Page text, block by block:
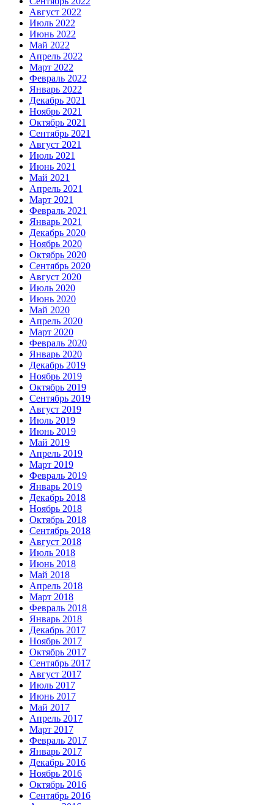
Август 2022
Июль 2022
Июнь 2022
Май 2022
Апрель 2022
Март 2022
Февраль 2022
Январь 2022
Декабрь 2021
Ноябрь 2021
Октябрь 2021
Сентябрь 2021
Август 2021
Июль 2021
Июнь 2021
Май 2021
Апрель 2021
Март 2021
Февраль 2021
Январь 2021
Декабрь 2020
Ноябрь 2020
Октябрь 2020
Сентябрь 2020
Август 2020
Июль 2020
Июнь 2020
Май 2020
Апрель 2020
Март 2020
Февраль 2020
Январь 2020
Декабрь 2019
Ноябрь 2019
Октябрь 2019
Сентябрь 2019
Август 2019
Июль 2019
Июнь 2019
Май 2019
Апрель 2019
Март 2019
Февраль 2019
Январь 2019
Декабрь 2018
Ноябрь 2018
Октябрь 2018
Сентябрь 2018
Август 2018
Июль 2018
Июнь 2018
Май 2018
Апрель 2018
Март 2018
Февраль 2018
Январь 2018
Декабрь 2017
Ноябрь 2017
Октябрь 2017
Сентябрь 2017
Август 2017
Июль 2017
Июнь 2017
Май 2017
Апрель 2017
Март 2017
Февраль 2017
Январь 2017
Декабрь 2016
Ноябрь 2016
Октябрь 2016
Сентябрь 2016